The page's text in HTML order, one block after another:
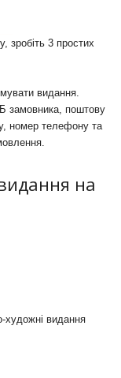
зробіть 3 простих
видання.
замовника, поштову
номер телефону та
на
художні видання